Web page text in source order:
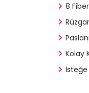
8
Kolay
İsteğe